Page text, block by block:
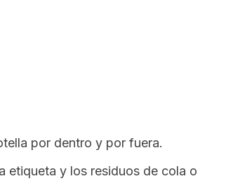
por dentro y por fuera.
etiqueta y los residuos de cola o